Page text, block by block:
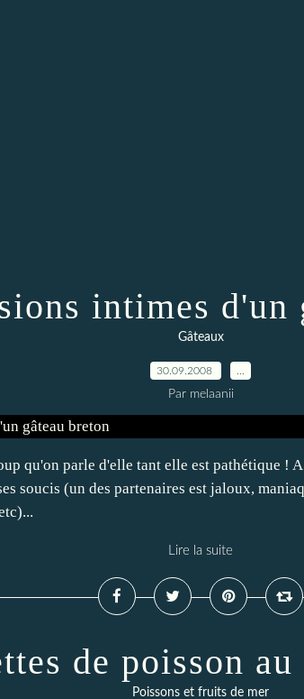
intimes d'un
Gâteaux
30.09.2008
Par melaanii
qu'on parle d'elle tant elle est pathétique !
soucis (un des partenaires est jaloux,
Lire la suite
de poisson
Poissons et fruits de mer